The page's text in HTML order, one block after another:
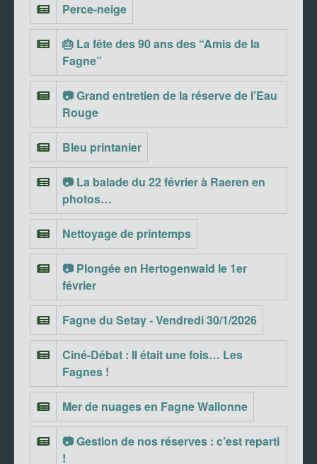
Perce-neige
🎂 La fête des 90 ans des “Amis de la
Fagne”
📷 Grand entretien de la réserve de l’Eau
Rouge
Bleu printanier
📷 La balade du 22 février à Raeren en
photos…
Nettoyage de printemps
📷 Plongée en Hertogenwald le 1er
février
Fagne du Setay - Vendredi 30/1/2026
Ciné-Débat : Il était une fois… Les
Fagnes !
Mer de nuages en Fagne Wallonne
📷 Gestion de nos réserves : c’est reparti
!